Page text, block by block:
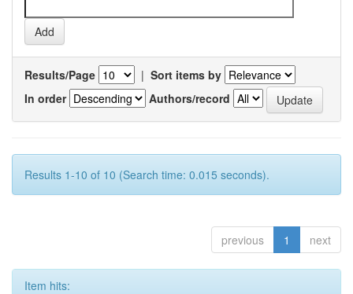
Results/Page | Sort items by
In order
Authors/record
Results 1-10 of 10 (Search time: 0.015 seconds).
previous 1 next
Item hits: